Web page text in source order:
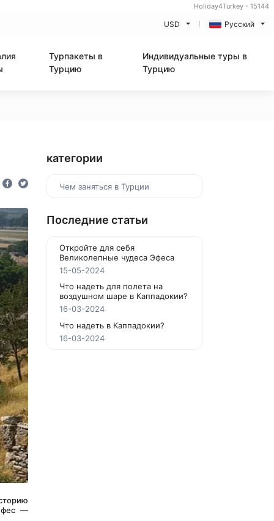
Holiday4Turkey - 15144
USD Русский
Турпакеты в
Турцию
Индивидуальные туры в
Турцию
—
категории
Чем заняться в Турции
Последние статьи
Откройте для себя
Великолепные чудеса Эфеса
15-05-2024
Что надеть для полета на
воздушном шаре в Каппадокии?
16-03-2024
Что надеть в Каппадокии?
16-03-2024